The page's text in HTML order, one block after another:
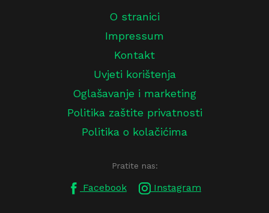
O stranici
Impressum
Kontakt
Uvjeti korištenja
Oglašavanje i marketing
Politika zaštite privatnosti
Politika o kolačićima
Pratite nas:
Facebook Instagram